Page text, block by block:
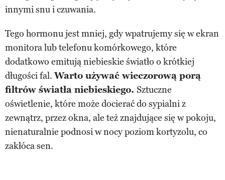
innymi snu i czuwania.
Tego hormonu jest mniej, gdy wpatrujemy się w ekran
monitora lub telefonu komórkowego, które
dodatkowo emitują niebieskie światło o krótkiej
długości fal.Warto używać wieczorową porą
filtrów światła niebieskiego. Sztuczne
oświetlenie, które może docierać do sypialni z
zewnątrz, przez okna, ale też znajdujące się w pokoju,
nienaturalnie podnosi w nocy poziom kortyzolu, co
zakłóca sen.